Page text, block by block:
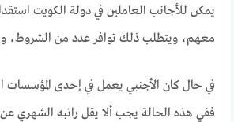
يمكن للأجانب العاملين في دولة الكويت
معهم، ويتطلب ذلك توافر عدد من الشروط،
في حال كان الأجنبي يعمل في إحدى المؤسسات
ففي هذه الحالة يجب ألا يقل راتبه الشهري عن 450 دينار كويتي.